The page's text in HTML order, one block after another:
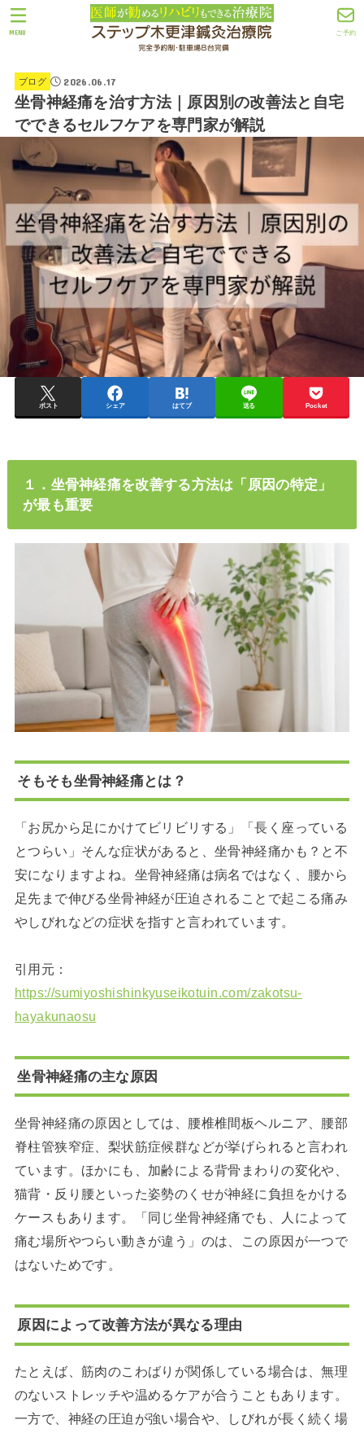
ご予約
MENU
ブログ 2026.06.17
坐骨神経痛を治す方法｜原因別の改善法と自宅
でできるセルフケアを専門家が解説
ポスト シェア はてブ 送る Pocket
１．坐骨神経痛を改善する方法は「原因の特定」
が最も重要
そもそも坐骨神経痛とは？
「お尻から足にかけてビリビリする」「長く座っている
とつらい」そんな症状があると、坐骨神経痛かも？と不
安になりますよね。坐骨神経痛は病名ではなく、腰から
足先まで伸びる坐骨神経が圧迫されることで起こる痛み
やしびれなどの症状を指すと言われています。
引用元：
https://sumiyoshishinkyuseikotuin.com/zakotsu-
hayakunaosu
坐骨神経痛の主な原因
坐骨神経痛の原因としては、腰椎椎間板ヘルニア、腰部
脊柱管狭窄症、梨状筋症候群などが挙げられると言われ
ています。ほかにも、加齢による背骨まわりの変化や、
猫背・反り腰といった姿勢のくせが神経に負担をかける
ケースもあります。「同じ坐骨神経痛でも、人によって
痛む場所やつらい動きが違う」のは、この原因が一つで
はないためです。
原因によって改善方法が異なる理由
たとえば、筋肉のこわばりが関係している場合は、無理
のないストレッチや温めるケアが合うこともあります。
一方で、神経の圧迫が強い場合や、しびれが長く続く場